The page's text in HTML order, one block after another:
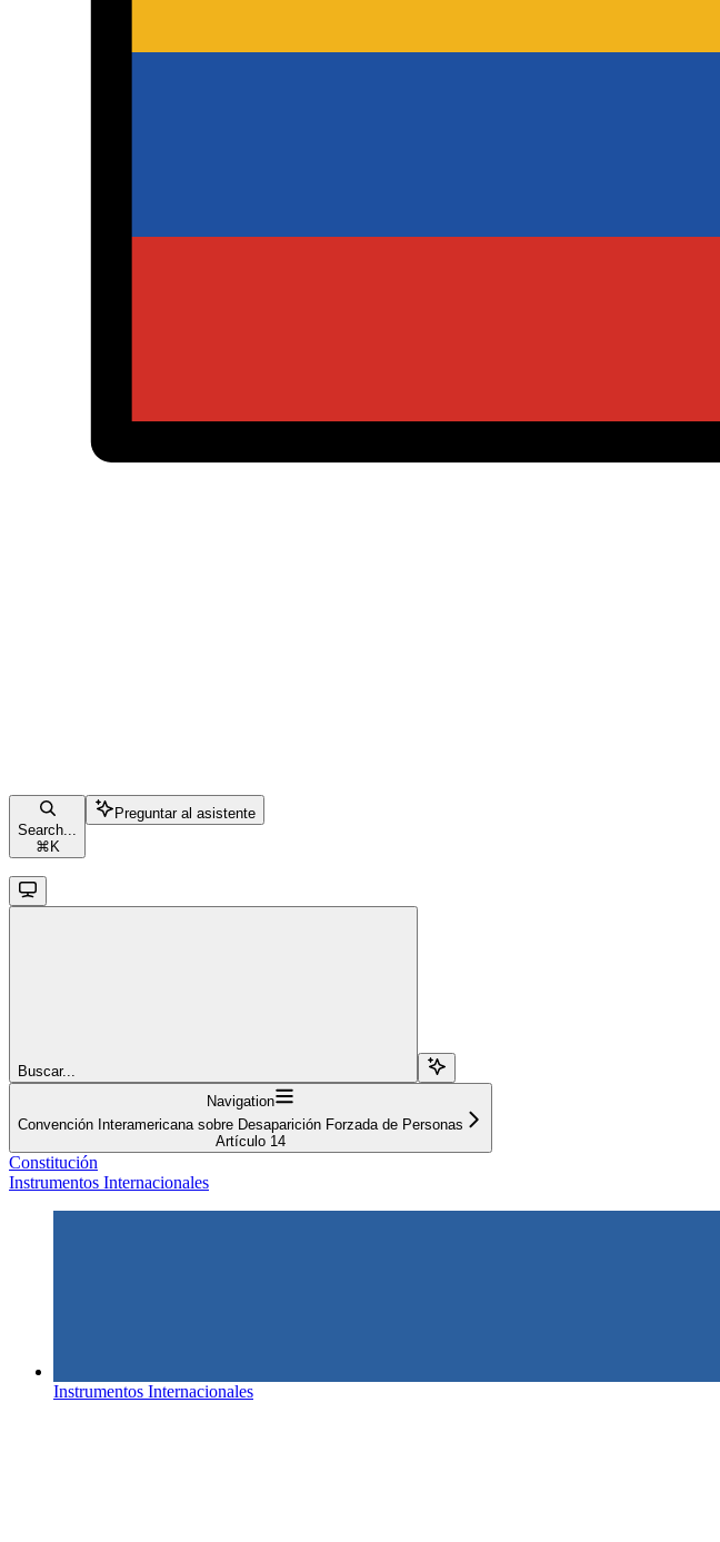
Search...
⌘ K
Preguntar al asistente
Buscar...
Navigation
Convención Interamericana sobre Desaparición Forzada de Personas
Artículo 14
Constitución
Instrumentos Internacionales
Instrumentos Internacionales